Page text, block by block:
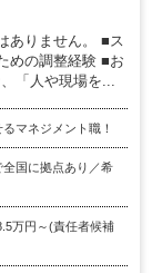
ありません。 ■ス
めの調整経験 ■お
「人や現場を...
マネジメント職！
国に拠点あり／希
万円～(責任者候補